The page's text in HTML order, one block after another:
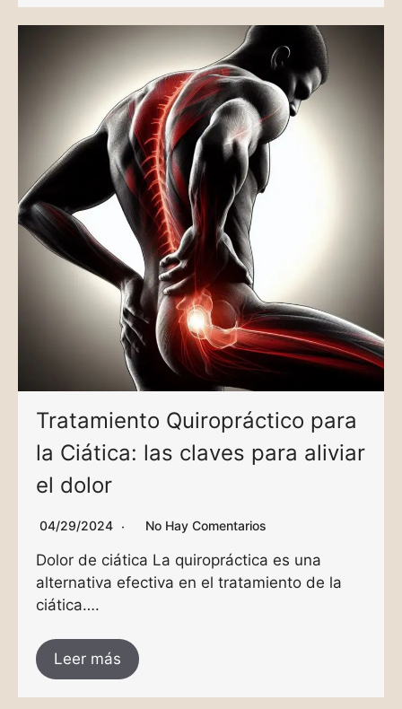
Tratamiento Quiropráctico para
la Ciática: las claves para aliviar
el dolor
04/29/2024 No Hay Comentarios
Dolor de ciática La quiropráctica es una
alternativa efectiva en el tratamiento de la
ciática….
Leer más